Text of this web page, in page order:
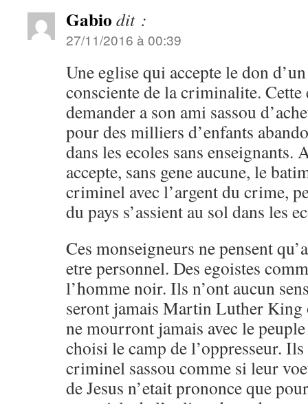
Gabio dit :
27/11/2016 à 00:39
Une eglise qui accepte le don
consciente de la criminalite.
demander a son ami sassou
pour des milliers d’enfants
dans les ecoles sans enseignants.
accepte, sans gene aucune, le
criminel avec l’argent du crime,
du pays s’assient au sol dans les
Ces monseigneurs ne pensent
etre personnel. Des egoistes
l’homme noir. Ils n’ont aucun
seront jamais Martin Luther King
ne mourront jamais avec le
choisi le camp de l’oppresseur.
criminel sassou comme si leur
de Jesus n’etait prononce que